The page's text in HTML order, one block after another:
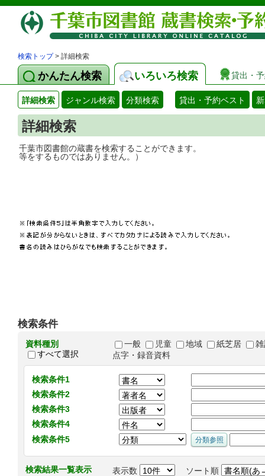
検索トップ> 詳細検索
かんたん検索 いろいろ検索 貸出・
詳細検索 ジャンル検索 分類検索 貸出・予約ベスト
詳細検索
千葉市図書館の蔵書を検索することがで
等をするものではありません。）
検索条件
資料種別
すべて選択
一般 児童 地域 紙芝居
点字・録音資料
検索条件1
検索条件2
検索条件3
検索条件4
検索条件5
検索結果一覧表示 表示数 ソート順